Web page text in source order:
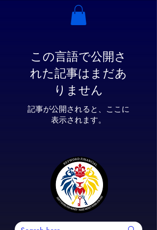
この言語で公開さ
れた記事はまだあ
りません
記事が公開されると、ここに
表示されます。